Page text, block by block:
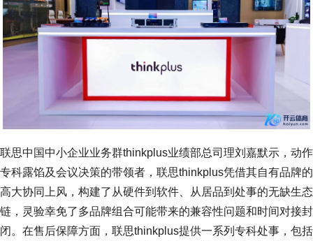
联思中国中小企业业务群thinkplus业绩部总司理刘嘉默示，动作
专科露馅及会议决策的带领者，联思thinkplus凭借其自有品牌的
高大协同上风，构建了从硬件到软件、从居品到处事的无缺生态
链，灵验幸免了多品牌组合可能带来的兼容性问题和时间对接封
闭。在售后保障方面，联思thinkplus提供一系列专科处事，包括